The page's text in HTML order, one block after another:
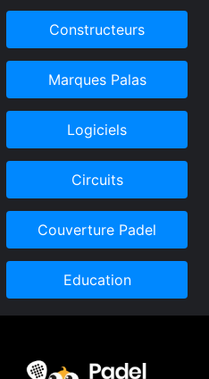
Constructeurs
Marques Palas
Logiciels
Circuits
Couverture Padel
Education